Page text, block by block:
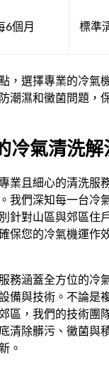
6個月 標準
，選擇專業的冷氣
潮濕和黴菌問題，
冷氣清洗解
業且細心的清洗服
我們深知每一台冷
針對山區與郊區住
保您的冷氣機運作
務涵蓋全方位的冷
備與技術。不論是
區，我們的技術團
清除髒污、黴菌與
。